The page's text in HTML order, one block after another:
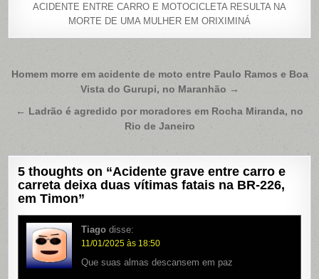
ACIDENTE ENTRE CARRO E MOTOCICLETA RESULTA NA
MORTE DE UMA MULHER EM ORIXIMINÁ
Navegação
Post
Homem morre em acidente de moto entre Paulo Ramos e Boa
Vista do Gurupi, no Maranhão →
← Ladrão é agredido por moradores em Rocha Miranda, no
Rio de Janeiro
5 thoughts on “Acidente grave entre carro e
carreta deixa duas vítimas fatais na BR-226,
em Timon”
Tiago disse:
11/01/2025 às 18:50
Que suas almas descansem em paz